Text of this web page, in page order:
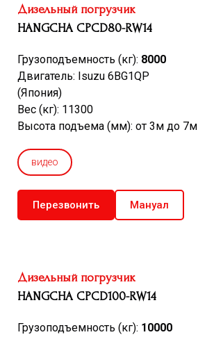
Дизельный погрузчик
HANGCHA CPCD80-RW14
Грузоподъемность (кг): 8000
Двигатель: Isuzu 6BG1QP
(Япония)
Вес (кг): 11300
Высота подъема (мм): от 3м до 7м
видео
Перезвонить Мануал
Дизельный погрузчик
HANGCHA CPCD100-RW14
Грузоподъемность (кг): 10000